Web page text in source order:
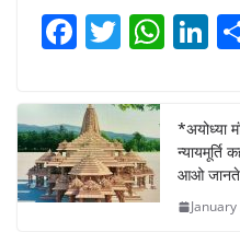
F
c
e
b
o
T
itt
er
W
s
A
p
Li
e
dI
n
*अयोध्या
न्यायमूर्ति
आओ